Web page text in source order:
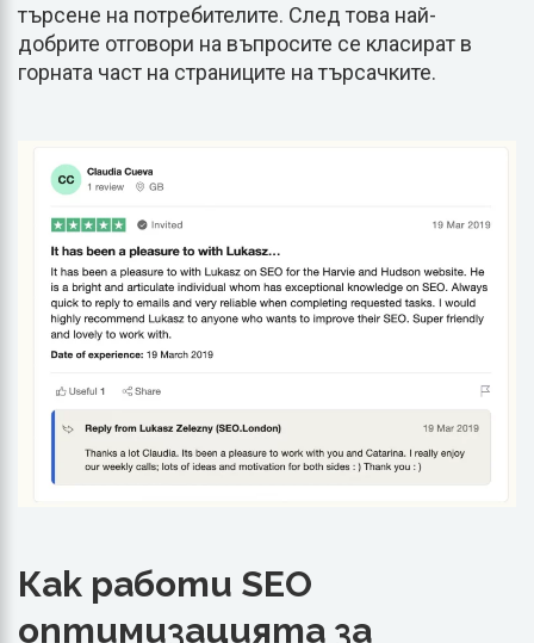
търсене на потребителите. След това най-
добрите отговори на въпросите се класират в
горната част на страниците на търсачките.
Как работи SEO
оптимизацията за